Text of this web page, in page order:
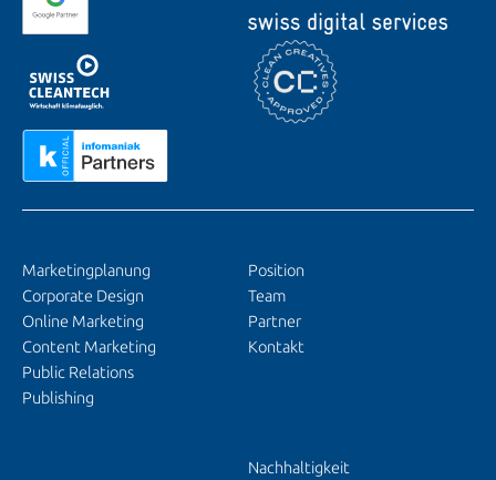
Marketingplanung
Corporate Design
Online Marketing
Content Marketing
Public Relations
Publishing
Position
Team
Partner
Kontakt
Nachhaltigkeit